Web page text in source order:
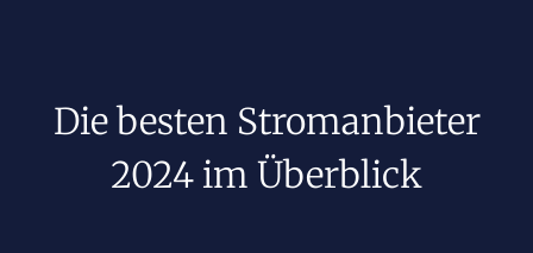
Die besten Stromanbieter
2024 im Überblick